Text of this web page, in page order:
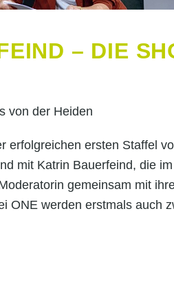
– DIE
von der Heiden
erfolgreichen ersten Staffel
mit Katrin Bauerfeind, die
gemeinsam mit
ONE werden erstmals auch